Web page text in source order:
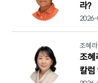
라?
조혜
조
칼럼